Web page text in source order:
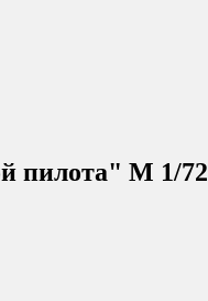
пилота" М 1/72